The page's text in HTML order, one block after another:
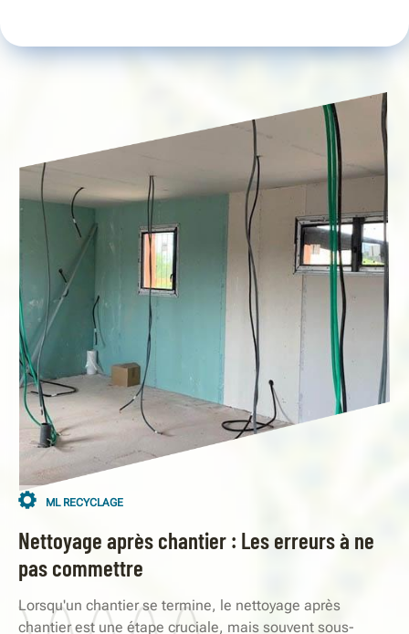
ML RECYCLAGE
Nettoyage après chantier : Les erreurs à ne
pas commettre
Lorsqu'un chantier se termine, le nettoyage après
chantier est une étape cruciale, mais souvent sous-